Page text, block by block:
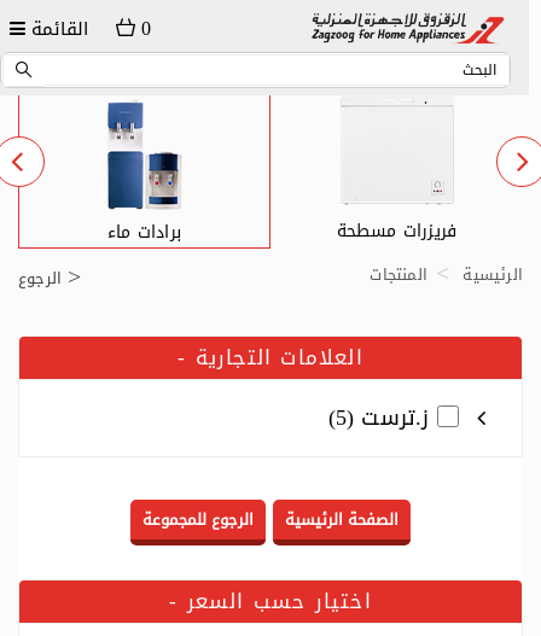
القائمة 0
فريزرات مسطحة برادات ماء
الرئيسية المنتجات الرجوع
العلامات التجارية
ز.ترست (5)
اختيار حسب السعر